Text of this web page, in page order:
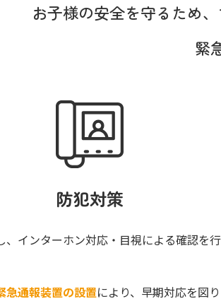
お子様の安全を守るため、
緊
防犯対策
インターホン対応・目視による確認を行
急通報装置の設置により、早期対応を図り